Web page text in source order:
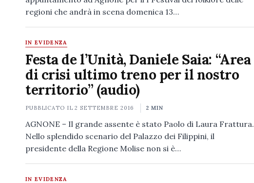
regioni che andrà in scena domenica 13…
IN EVIDENZA
Festa de l’Unità, Daniele Saia: “Area
di crisi ultimo treno per il nostro
territorio” (audio)
PUBBLICATO IL2 SETTEMBRE 2016 2 MIN
AGNONE – Il grande assente è stato Paolo di Laura Frattura.
Nello splendido scenario del Palazzo dei Filippini, il
presidente della Regione Molise non si è…
IN EVIDENZA